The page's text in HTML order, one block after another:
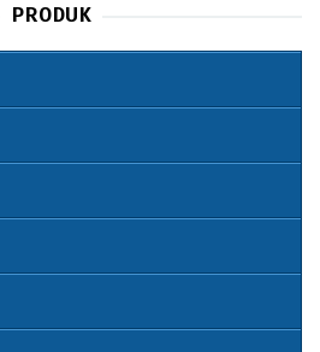
PRODUK